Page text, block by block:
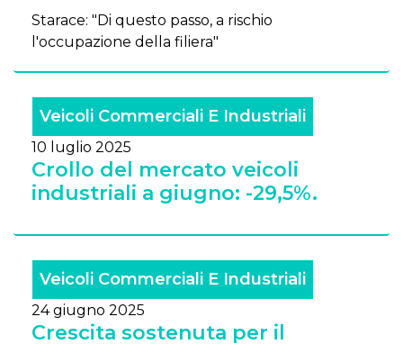
Starace: "Di questo passo, a rischio
l'occupazione della filiera"
Veicoli Commerciali E Industriali
10 luglio 2025
Crollo del mercato veicoli
industriali a giugno: -29,5%.
Veicoli Commerciali E Industriali
24 giugno 2025
Crescita sostenuta per il